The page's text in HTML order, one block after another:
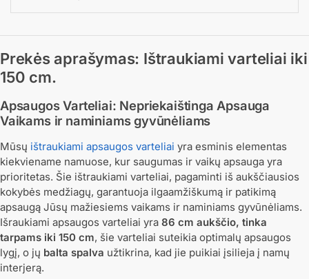
Prekės aprašymas: Ištraukiami varteliai iki
150 cm.
Apsaugos Varteliai: Nepriekaištinga Apsauga
Vaikams ir naminiams gyvūnėliams
Mūsų ištraukiami apsaugos varteliai yra esminis elementas
kiekviename namuose, kur saugumas ir vaikų apsauga yra
prioritetas. Šie ištraukiami varteliai, pagaminti iš aukščiausios
kokybės medžiagų, garantuoja ilgaamžiškumą ir patikimą
apsaugą Jūsų mažiesiems vaikams ir naminiams gyvūnėliams.
Išraukiami apsaugos varteliai yra 86 cm aukščio, tinka
tarpams iki 150 cm, šie varteliai suteikia optimalų apsaugos
lygį, o jų balta spalva užtikrina, kad jie puikiai įsilieja į namų
interjerą.